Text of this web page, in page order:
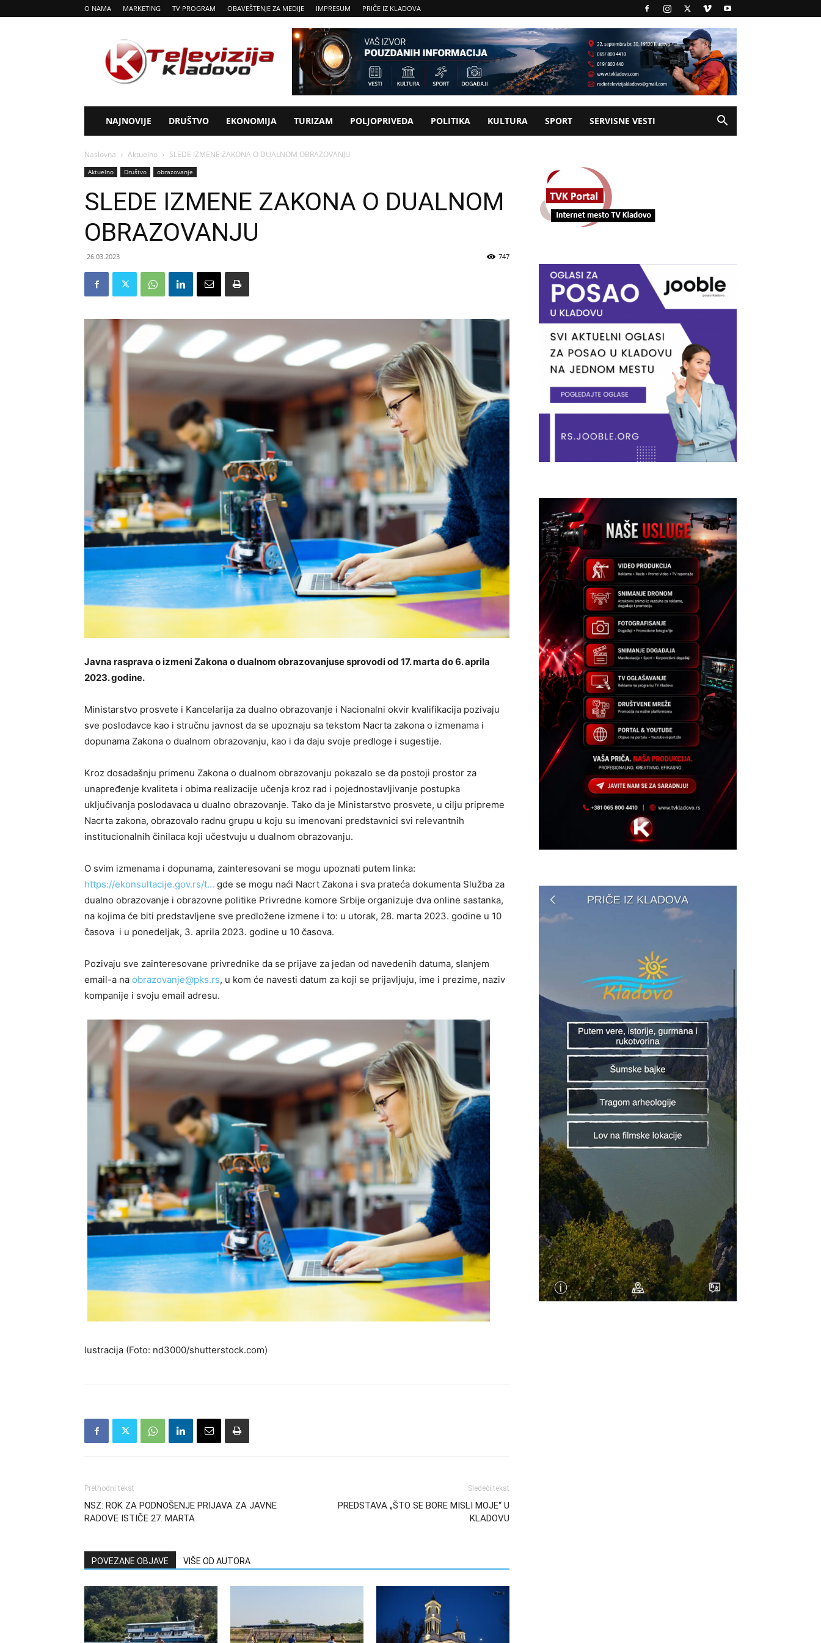
O NAMA MARKETING TV PROGRAM OBAVEŠTENJE ZA MEDIJE IMPRESUM PRIČE IZ KLADOVA
Tv
Kladovo
NAJNOVIJE DRUŠTVO EKONOMIJA TURIZAM POLJOPRIVEDA POLITIKA KULTURA SPORT SERVISNE VESTI
Naslovna Aktuelno SLEDE IZMENE ZAKONA O DUALNOM OBRAZOVANJU
Aktuelno Društvo obrazovanje
SLEDE IZMENE ZAKONA O DUALNOM
OBRAZOVANJU
26.03.2023 747
Javna rasprava o izmeni Zakona o dualnom obrazovanjuse sprovodi od 17. marta do 6. aprila
2023. godine.
Ministarstvo prosvete i Kancelarija za dualno obrazovanje i Nacionalni okvir kvalifikacija pozivaju
sve poslodavce kao i stručnu javnost da se upoznaju sa tekstom Nacrta zakona o izmenama i
dopunama Zakona o dualnom obrazovanju, kao i da daju svoje predloge i sugestije.
Kroz dosadašnju primenu Zakona o dualnom obrazovanju pokazalo se da postoji prostor za
unapređenje kvaliteta i obima realizacije učenja kroz rad i pojednostavljivanje postupka
uključivanja poslodavaca u dualno obrazovanje. Tako da je Ministarstvo prosvete, u cilju pripreme
Nacrta zakona, obrazovalo radnu grupu u koju su imenovani predstavnici svi relevantnih
institucionalnih činilaca koji učestvuju u dualnom obrazovanju.
O svim izmenama i dopunama, zainteresovani se mogu upoznati putem linka:
https://ekonsultacije.gov.rs/t… gde se mogu naći Nacrt Zakona i sva prateća dokumenta Služba za
dualno obrazovanje i obrazovne politike Privredne komore Srbije organizuje dva online sastanka,
na kojima će biti predstavljene sve predložene izmene i to: u utorak, 28. marta 2023. godine u 10
časova i u ponedeljak, 3. aprila 2023. godine u 10 časova.
Pozivaju sve zainteresovane privrednike da se prijave za jedan od navedenih datuma, slanjem
email-a na obrazovanje@pks.rs, u kom će navesti datum za koji se prijavljuju, ime i prezime, naziv
kompanije i svoju email adresu.
lustracija (Foto: nd3000/shutterstock.com)
Prethodni tekst
NSZ: ROK ZA PODNOŠENJE PRIJAVA ZA JAVNE
RADOVE ISTIČE 27. MARTA
Sledeći tekst
PREDSTAVA „ŠTO SE BORE MISLI MOJE“ U
KLADOVU
POVEZANE OBJAVE VIŠE OD AUTORA